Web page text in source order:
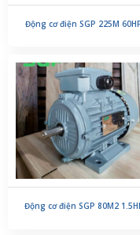
Động cơ điện SGP 225M
Động cơ điện SGP 80M2